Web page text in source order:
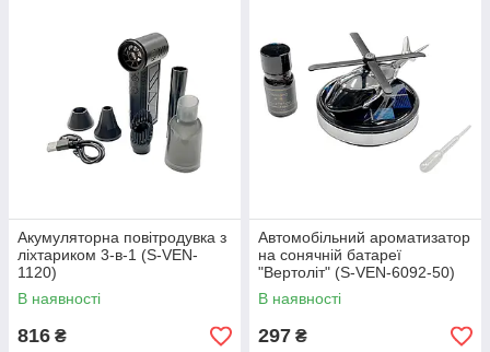
Акумуляторна повітродувка з
ліхтариком 3-в-1 (S-VEN-
1120)
В наявності
816 ₴
Автомобільний ароматизатор
на сонячній батареї
"Вертоліт" (S-VEN-6092-50)
В наявності
297 ₴